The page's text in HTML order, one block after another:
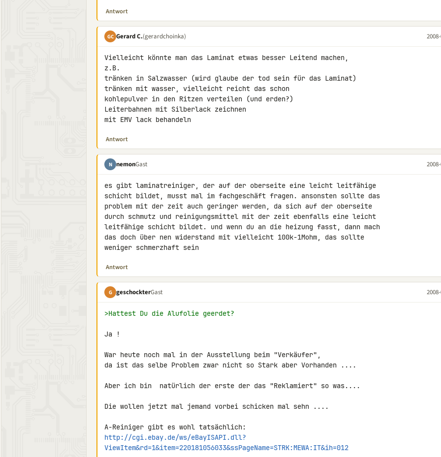
Antwort
GC Gerard C.(gerardchoinka)
Vielleicht könnte man das Laminat etwas besser Leitend machen,
z.B.
tränken in Salzwasser (wird glaube der tod sein für das Laminat)
tränken mit wasser, vielleicht reicht das schon
kohlepulver in den Ritzen verteilen (und erden?)
Leiterbahnen mit Silberlack zeichnen
mit EMV lack behandeln
Antwort
N nemonGast
es gibt laminatreiniger, der auf der oberseite eine leicht leitfähige
schicht bildet, musst mal im fachgeschäft fragen. ansonsten sollte das
problem mit der zeit auch geringer werden, da sich auf der oberseite
durch schmutz und reinigungsmittel mit der zeit ebenfalls eine leicht
leitfähige schicht bildet. und wenn du an die heizung fasst, dann mach
das doch über nen widerstand mit vielleicht 100k-1Mohm, das sollte
weniger schmerzhaft sein
Antwort
G geschockterGast
>Hattest Du die Alufolie geerdet?
Ja !
War heute noch mal in der Ausstellung beim "Verkäufer",
da ist das selbe Problem zwar nicht so Stark aber Vorhanden ....
Aber ich bin  natürlich der erste der das "Reklamiert" so was....
Die wollen jetzt mal jemand vorbei schicken mal sehn ....
http://cgi.ebay.de/ws/eBayISAPI.dll?
ViewItem&rd=1&item=220181056033&ssPageName=STRK:MEWA:IT&ih=012